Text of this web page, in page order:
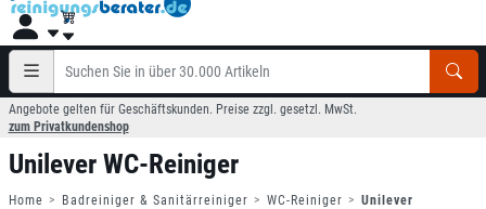
Angebote gelten für Geschäftskunden. Preise zzgl. gesetzl. MwSt.
zum Privatkundenshop
Unilever WC-Reiniger
Home Badreiniger & Sanitärreiniger WC-Reiniger Unilever